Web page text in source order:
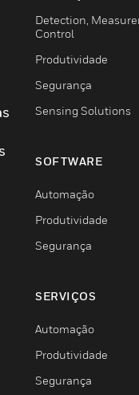
Detection,
Control
Produtividade
Segurança
Sensing Solutions
SOFTWARE
Automação
Produtividade
Segurança
SERVIÇOS
Automação
Produtividade
Segurança